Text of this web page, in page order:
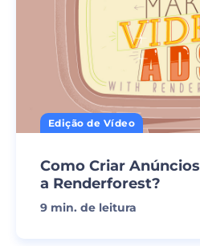
Edição de Vídeo
Como Criar
a Renderforest?
9 min. de leitura